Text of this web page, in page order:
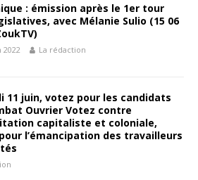
: émission après le 1er tour
avec Mélanie Sulio (15 06
2022 La rédaction
11 juin, votez pour les candidats
Ouvrier Votez contre
capitaliste et coloniale,
l’émancipation des travailleurs